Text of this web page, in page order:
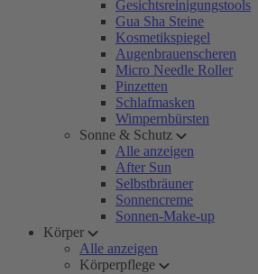
Gesichtsreinigungstools
Gua Sha Steine
Kosmetikspiegel
Augenbrauenscheren
Micro Needle Roller
Pinzetten
Schlafmasken
Wimpernbürsten
Sonne & Schutz
Alle anzeigen
After Sun
Selbstbräuner
Sonnencreme
Sonnen-Make-up
Körper
Alle anzeigen
Körperpflege